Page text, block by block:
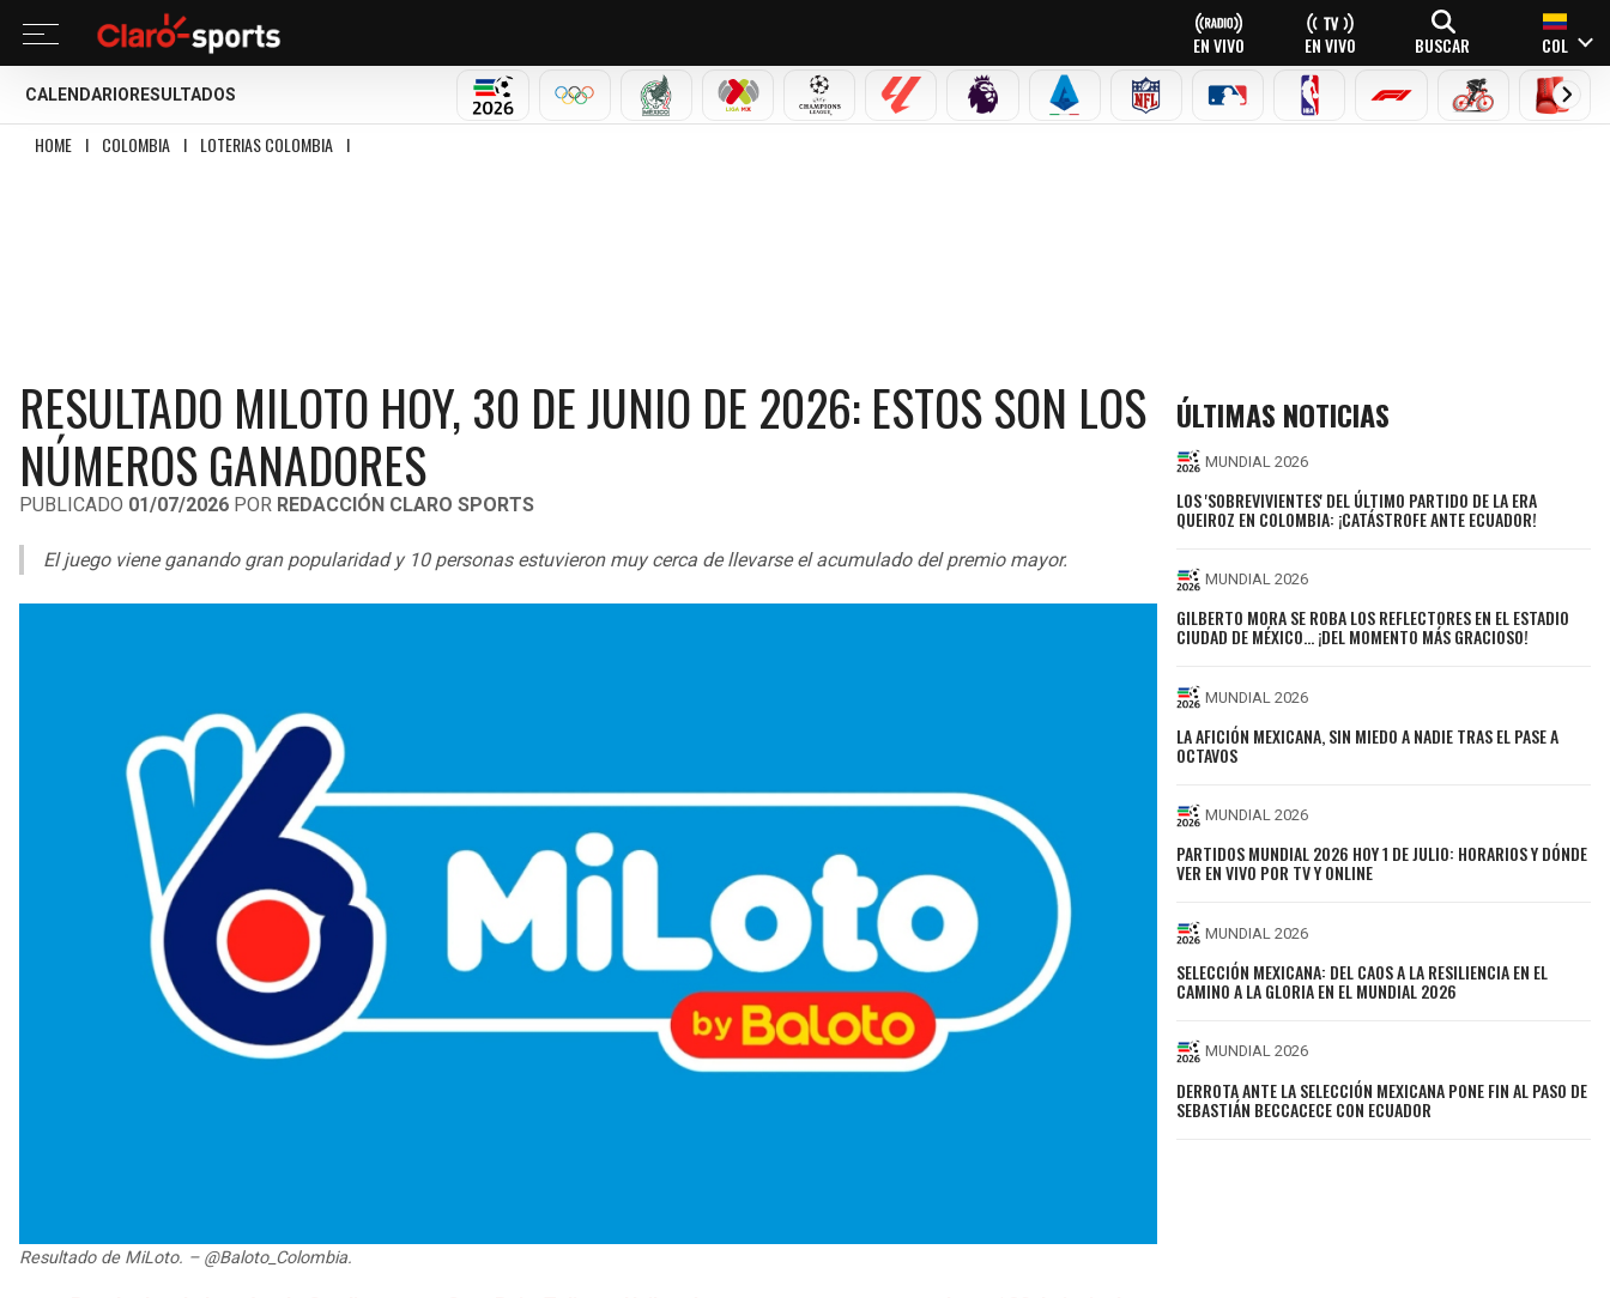
EN VIVO EN VIVO BUSCAR COL
CALENDARIO RESULTADOS
MUNDIAL 2026OLÍMPICOSSELECCIÓN MEXICANA
LIGA MX CHAMPIONS LEAGUE
LALIGA PREMIER LEAGUE
SERIE A NFL MLB NBA FÓRMULA 1CICLISMOBOXEO
HOME I COLOMBIA I LOTERIAS COLOMBIA I
RESULTADO MILOTO HOY, 30 DE JUNIO DE 2026: ESTOS SON LOS
NÚMEROS GANADORES
PUBLICADO 01/07/2026 POR REDACCIÓN CLARO SPORTS
El juego viene ganando gran popularidad y 10 personas estuvieron muy cerca de llevarse el acumulado del premio mayor.
Resultado de MiLoto. – @Baloto_Colombia.
ÚLTIMAS NOTICIAS
MUNDIAL 2026
LOS 'SOBREVIVIENTES' DEL ÚLTIMO PARTIDO DE LA ERA
QUEIROZ EN COLOMBIA: ¡CATÁSTROFE ANTE ECUADOR!
MUNDIAL 2026
GILBERTO MORA SE ROBA LOS REFLECTORES EN EL ESTADIO
CIUDAD DE MÉXICO… ¡DEL MOMENTO MÁS GRACIOSO!
MUNDIAL 2026
LA AFICIÓN MEXICANA, SIN MIEDO A NADIE TRAS EL PASE A
OCTAVOS
MUNDIAL 2026
PARTIDOS MUNDIAL 2026 HOY 1 DE JULIO: HORARIOS Y DÓNDE
VER EN VIVO POR TV Y ONLINE
MUNDIAL 2026
SELECCIÓN MEXICANA: DEL CAOS A LA RESILIENCIA EN EL
CAMINO A LA GLORIA EN EL MUNDIAL 2026
MUNDIAL 2026
DERROTA ANTE LA SELECCIÓN MEXICANA PONE FIN AL PASO DE
SEBASTIÁN BECCACECE CON ECUADOR